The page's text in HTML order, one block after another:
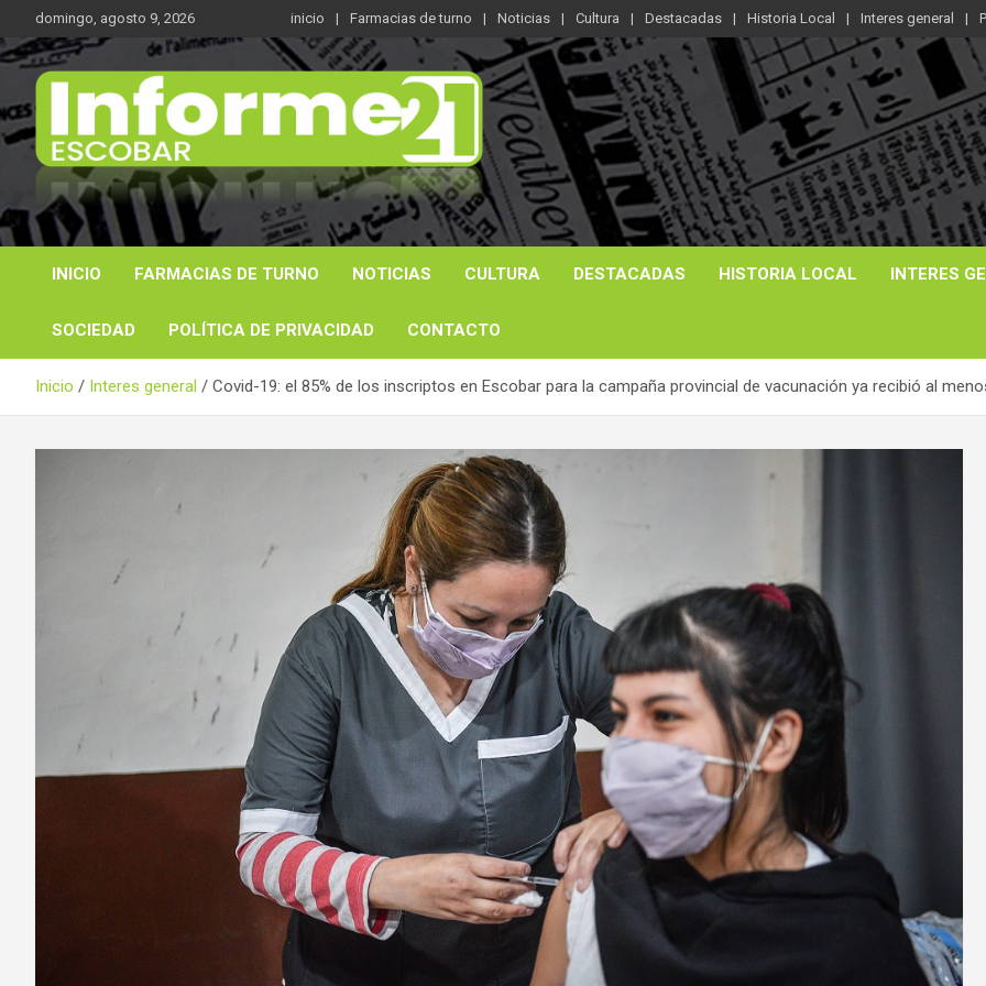
al
contenido
domingo, agosto 9, 2026 inicio Farmacias de turno Noticias Cultura Destacadas Historia Local Interes general
Informe 21
Noticas reales
INICIO FARMACIAS DE TURNO NOTICIAS CULTURA DESTACADAS HISTORIA LOCAL INTERES
SOCIEDAD POLÍTICA DE PRIVACIDAD CONTACTO
Inicio Interes general Covid-19: el 85% de los inscriptos en Escobar para la campaña provincial de vacunación ya recibió al